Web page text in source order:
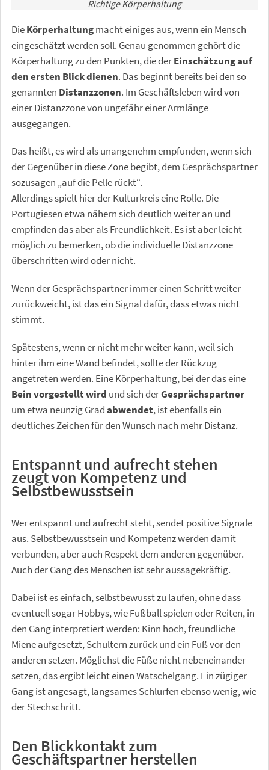
Richtige Körperhaltung
DieKörperhaltungmacht einiges aus, wenn ein Mensch
eingeschätzt werden soll. Genau genommen gehört die
Körperhaltung zu den Punkten, die derEinschätzungauf
den ersten Blick dienen. Das beginnt bereits bei den so
genannten Distanzzonen. Im Geschäftsleben wird von
einer Distanzzone von ungefähr einer Armlänge
ausgegangen.
Das heißt, es wird als unangenehm empfunden, wenn sich
der Gegenüber in diese Zone begibt, dem Gesprächspartner
sozusagen „auf die Pelle rückt“.
Allerdings spielt hier der Kulturkreis eine Rolle. Die
Portugiesen etwa nähern sich deutlich weiter an und
empfinden das aber als Freundlichkeit. Es ist aber leicht
möglich zu bemerken, ob die individuelle Distanzzone
überschritten wird oder nicht.
Wenn der Gesprächspartner immer einen Schritt weiter
zurückweicht, ist das ein Signal dafür, dass etwas nicht
stimmt.
Spätestens, wenn er nicht mehr weiter kann, weil sich
hinter ihm eine Wand befindet, sollte der Rückzug
angetreten werden. Eine Körperhaltung, bei der das eine
Bein vorgestellt wird und sich derGesprächspartner
um etwa neunzig Gradabwendet, ist ebenfalls ein
deutliches Zeichen für den Wunsch nach mehr Distanz.
Entspannt und aufrecht stehen
zeugt von Kompetenz und
Selbstbewusstsein
Wer entspannt und aufrecht steht, sendet positive Signale
aus. Selbstbewusstsein und Kompetenz werden damit
verbunden, aber auch Respekt dem anderen gegenüber.
Auch der Gang des Menschen ist sehr aussagekräftig.
Dabei ist es einfach, selbstbewusst zu laufen, ohne dass
eventuell sogar Hobbys, wie Fußball spielen oder Reiten, in
den Gang interpretiert werden: Kinn hoch, freundliche
Miene aufgesetzt, Schultern zurück und ein Fuß vor den
anderen setzen. Möglichst die Füße nicht nebeneinander
setzen, das ergibt leicht einen Watschelgang. Ein zügiger
Gang ist angesagt, langsames Schlurfen ebenso wenig, wie
der Stechschritt.
Den Blickkontakt zum
Geschäftspartner herstellen